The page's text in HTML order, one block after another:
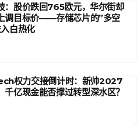
：股价跌回765欧元，华尔街却
调目标价——存储芯片的”多空
白热化
权力交接倒计时：新帅2027
千亿现金能否撑过转型深水区？